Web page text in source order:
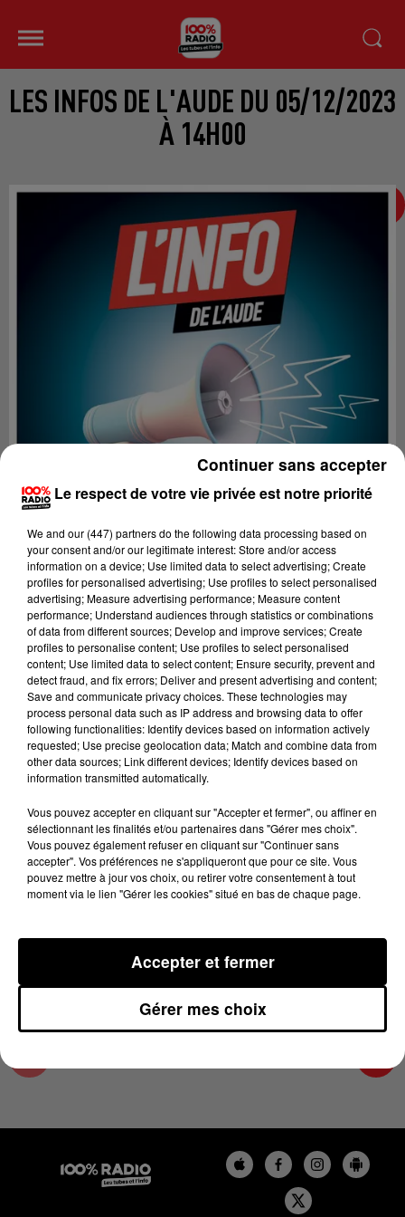
LES INFOS DE L'AUDE DU 05/12/2023
À 14H00
Lecture (2 min 22 sec)
100%
100% Radio les infos de l'Aude
5 décembre 2023 - 2 min 22 sec
LES INFOS DE L'AUDE DU 05/12/2023 À
14H00
Les infos de l'Aude
Le respect de votre vie privée est notre priorité
We and our (447) partnersdo the following data processing based on
your consent and/or our legitimate interest: Store and/or access
information on a device; Use limited data to select advertising; Create
profiles for personalised advertising; Use profiles to select personalised
advertising; Measure advertising performance; Measure content
performance; Understand audiences through statistics or combinations
of data from different sources; Develop and improve services; Create
profiles to personalise content; Use profiles to select personalised
content; Use limited data to select content; Ensure security, prevent and
detect fraud, and fix errors; Deliver and present advertising and content;
Save and communicate privacy choices. These technologies may
process personal data such as IP address and browsing data to offer
following functionalities: Identify devices based on information actively
requested; Use precise geolocation data; Match and combine data from
other data sources; Link different devices; Identify devices based on
information transmitted automatically.
Vous pouvez accepter en cliquant sur "Accepter et fermer", ou affiner en
sélectionnant les finalités et/ou partenaires dans "Gérer mes choix".
Vous pouvez également refuser en cliquant sur "Continuer sans
accepter". Vos préférences ne s'appliqueront que pour ce site. Vous
pouvez mettre à jour vos choix, ou retirer votre consentement à tout
moment via le lien "Gérer les cookies" situé en bas de chaque page.
Gérer mes choix
Accepter et fermer
Continuer sans accepter